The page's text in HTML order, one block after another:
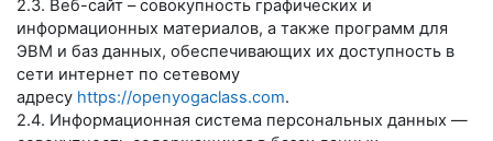
2.3. Веб-сайт – совокупность графических и
информационных материалов, а также программ для
ЭВМ и баз данных, обеспечивающих их доступность в
сети интернет по сетевому
адресу https://openyogaclass.com.
2.4. Информационная система персональных данных —